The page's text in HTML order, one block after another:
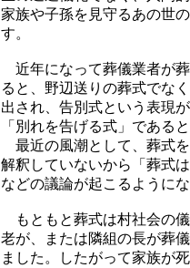
家族や子孫を見守るあの世
す。
近年になって葬儀業者が
ると、野辺送りの葬式でな
出され、告別式という表現
「別れを告げる式」である
最近の風潮として、葬式
解釈していないから「葬式
などの議論が起こるように
もともと葬式は村社会の
老が、または隣組の長が葬
ました。したがって家族が